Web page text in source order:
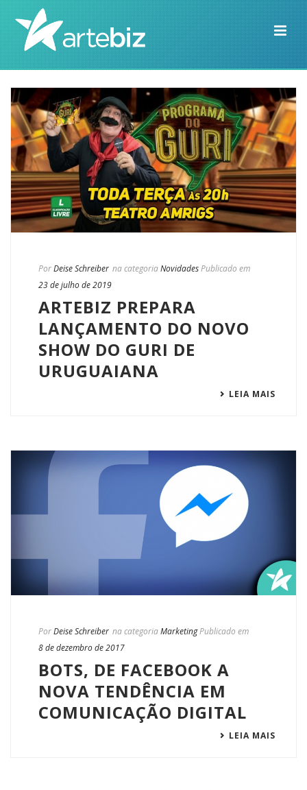
PorDeise Schreiber na categoriaNovidadesPublicado em
23 de julho de 2019
ARTEBIZ PREPARA
LANÇAMENTO DO NOVO
SHOW DO GURI DE
URUGUAIANA
LEIA MAIS
PorDeise Schreiber na categoriaMarketingPublicado em
8 de dezembro de 2017
BOTS, DE FACEBOOK A
NOVA TENDÊNCIA EM
COMUNICAÇÃO DIGITAL
LEIA MAIS